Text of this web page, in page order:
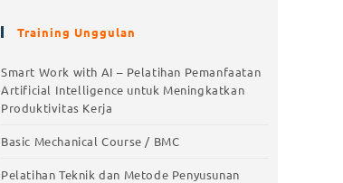
Training Unggulan
Smart Work with AI – Pelatihan Pemanfaatan
Artificial Intelligence untuk Meningkatkan
Produktivitas Kerja
Basic Mechanical Course / BMC
Pelatihan Teknik dan Metode Penyusunan